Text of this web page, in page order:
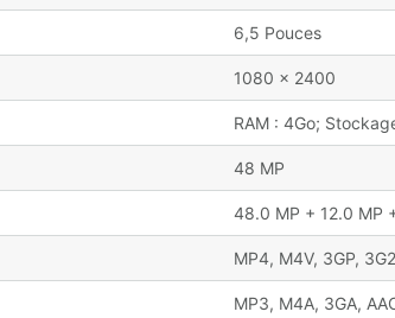
6,5 Pouces
1080 x 2400
RAM : 4Go;
48 MP
48.0 MP + 12.0 MP
MP4, M4V, 3GP,
MP3, M4A, 3GA,